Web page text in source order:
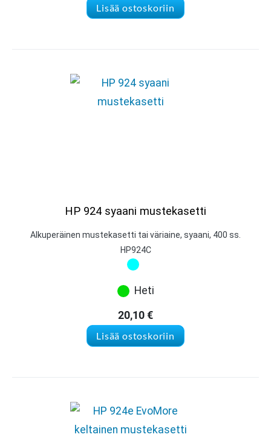
Lisää ostoskoriin
HP 924 syaani mustekasetti
Alkuperäinen mustekasetti tai väriaine, syaani, 400 ss.
HP924C
Heti
20,10€
Lisää ostoskoriin